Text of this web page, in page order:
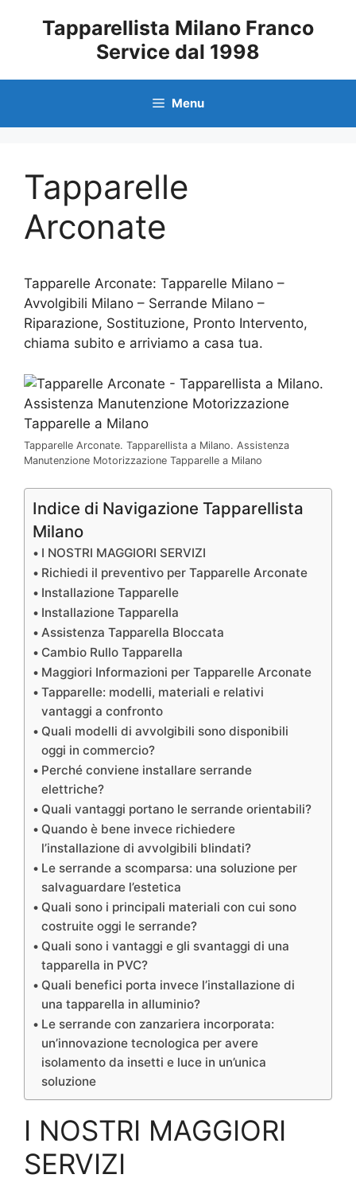
Tapparellista Milano Franco
Service dal 1998
Menu
Tapparelle
Arconate
Tapparelle Arconate: Tapparelle Milano –
Avvolgibili Milano – Serrande Milano –
Riparazione, Sostituzione, Pronto Intervento,
chiama subito e arriviamo a casa tua.
Tapparelle Arconate. Tapparellista a Milano. Assistenza
Manutenzione Motorizzazione Tapparelle a Milano
Indice di Navigazione Tapparellista
Milano
I NOSTRI MAGGIORI SERVIZI
Richiedi il preventivo per Tapparelle Arconate
Installazione Tapparelle
Installazione Tapparella
Assistenza Tapparella Bloccata
Cambio Rullo Tapparella
Maggiori Informazioni per Tapparelle Arconate
Tapparelle: modelli, materiali e relativi
vantaggi a confronto
Quali modelli di avvolgibili sono disponibili
oggi in commercio?
Perché conviene installare serrande
elettriche?
Quali vantaggi portano le serrande orientabili?
Quando è bene invece richiedere
l’installazione di avvolgibili blindati?
Le serrande a scomparsa: una soluzione per
salvaguardare l’estetica
Quali sono i principali materiali con cui sono
costruite oggi le serrande?
Quali sono i vantaggi e gli svantaggi di una
tapparella in PVC?
Quali benefici porta invece l’installazione di
una tapparella in alluminio?
Le serrande con zanzariera incorporata:
un’innovazione tecnologica per avere
isolamento da insetti e luce in un’unica
soluzione
I NOSTRI MAGGIORI
SERVIZI